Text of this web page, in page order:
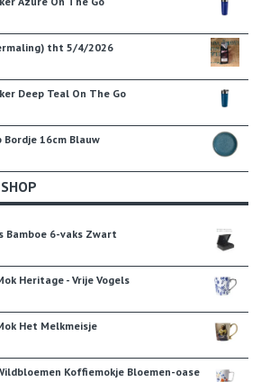
tht 5/4/2026
Deep Teal On The Go
16cm Blauw
Bamboe 6-vaks Zwart
Heritage - Vrije Vogels
Het Melkmeisje
Koffiemokje Bloemen-oase